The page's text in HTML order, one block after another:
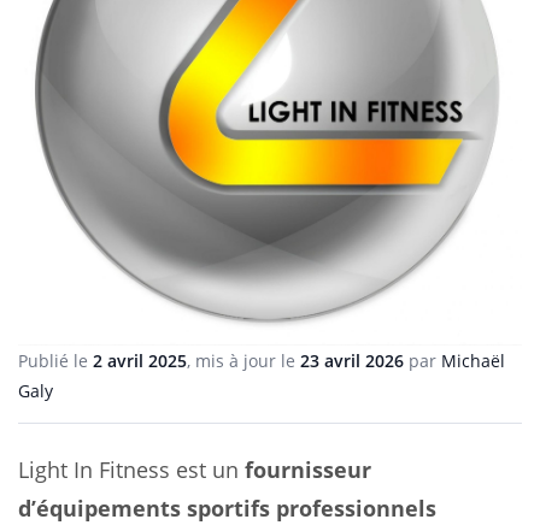
Publié le 2 avril 2025, mis à jour le 23 avril 2026 par Michaël
Galy
Light In Fitness est un fournisseur
d’équipements sportifs professionnels